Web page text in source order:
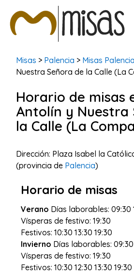
BUSCAR MISAS
Misas > Palencia > Misas Palencia
Nuestra Señora de la Calle (La
Horario de misas
Antolín y Nuestra
la Calle (La
Dirección: Plaza Isabel la
(provincia de Palencia)
Horario de misas
Verano Días laborables: 09:30
Vísperas de festivo: 19:30
Festivos: 10:30 13:30 19:30
Invierno Días laborables: 09:30
Vísperas de festivo: 19:30
Festivos: 10:30 12:30 13:30 19:30